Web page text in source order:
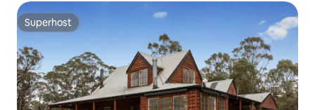
Superhost
Superhost